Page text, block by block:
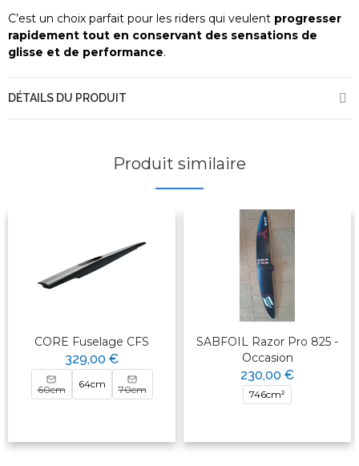
C’est un choix parfait pour les riders qui veulent progresser
rapidement tout en conservant des sensations de
glisse et de performance.
DÉTAILS DU PRODUIT
Produit similaire
CORE Fuselage CFS
329,00 €
60cm 64cm 70cm
SABFOIL Razor Pro 825 -
Occasion
230,00 €
746cm²